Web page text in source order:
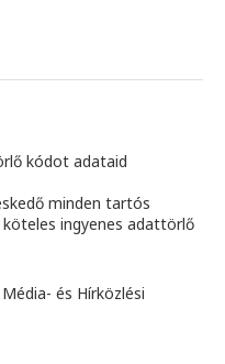
kódot adataid
minden tartós
ingyenes adattörlő
és Hírközlési